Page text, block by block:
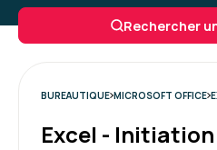
Bonne organisation.
Facilité de partage des
Rechercher
BUREAUTIQUE MICROSOFT OFFICE
Excel - Initiation